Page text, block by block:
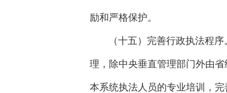
励和严格保护。
（十五）完善行政执法程
理，除中央垂直管理部门外由
本系统执法人员的专业培训，